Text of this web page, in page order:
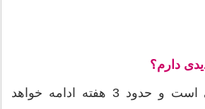
این موضوع طبیعی است و حدود 3 هفته ادامه خواهد